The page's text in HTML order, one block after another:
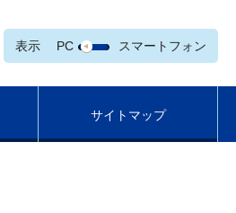
表示 PC スマートフォン
サイトマップ